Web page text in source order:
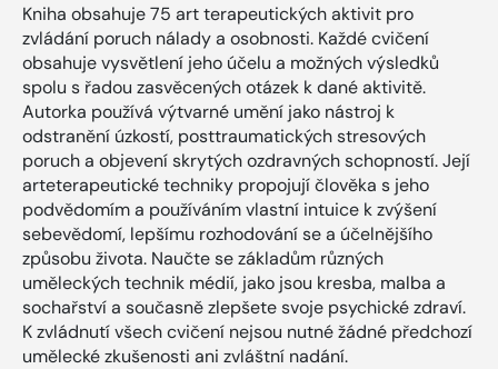
Kniha obsahuje 75 art terapeutických aktivit pro
zvládání poruch nálady a osobnosti. Každé cvičení
obsahuje vysvětlení jeho účelu a možných výsledků
spolu s řadou zasvěcených otázek k dané aktivitě.
Autorka používá výtvarné umění jako nástroj k
odstranění úzkostí, posttraumatických stresových
poruch a objevení skrytých ozdravných schopností. Její
arteterapeutické techniky propojují člověka s jeho
podvědomím a používáním vlastní intuice k zvýšení
sebevědomí, lepšímu rozhodování se a účelnějšího
způsobu života. Naučte se základům různých
uměleckých technik médií, jako jsou kresba, malba a
sochařství a současně zlepšete svoje psychické zdraví.
K zvládnutí všech cvičení nejsou nutné žádné předchozí
umělecké zkušenosti ani zvláštní nadání.